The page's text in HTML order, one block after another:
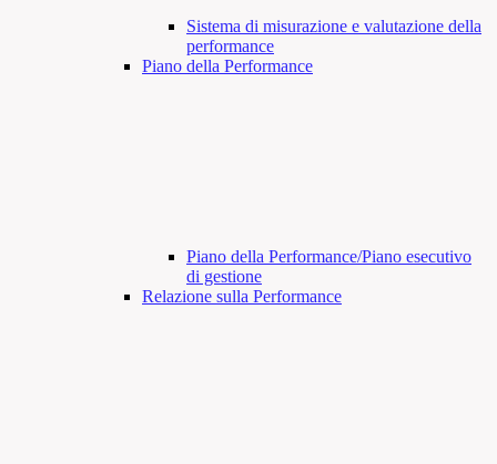
Sistema di misurazione e valutazione della
performance
Piano della Performance
Piano della Performance/Piano esecutivo
di gestione
Relazione sulla Performance